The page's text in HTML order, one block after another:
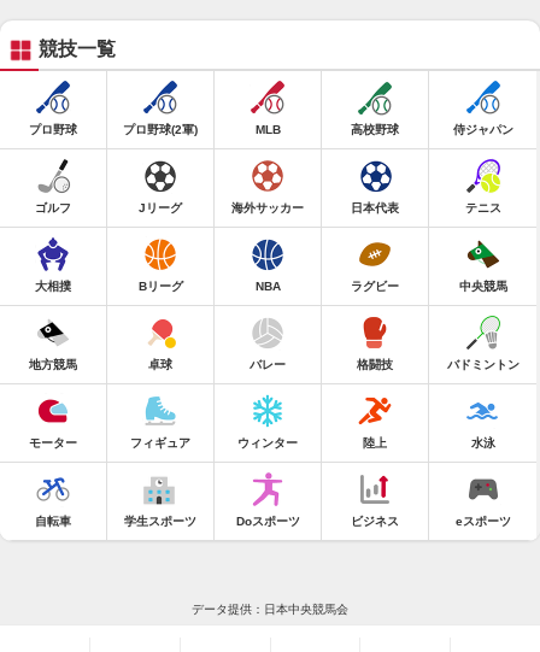
競技一覧
プロ野球 プロ野球(2軍) MLB 高校野球 侍ジャパン
ゴルフ Jリーグ 海外サッカー 日本代表 テニス
大相撲 Bリーグ NBA ラグビー 中央競馬
地方競馬 卓球 バレー 格闘技 バドミントン
モーター フィギュア ウィンター 陸上 水泳
自転車 学生スポーツ Doスポーツ ビジネス eスポーツ
データ提供：日本中央競馬会